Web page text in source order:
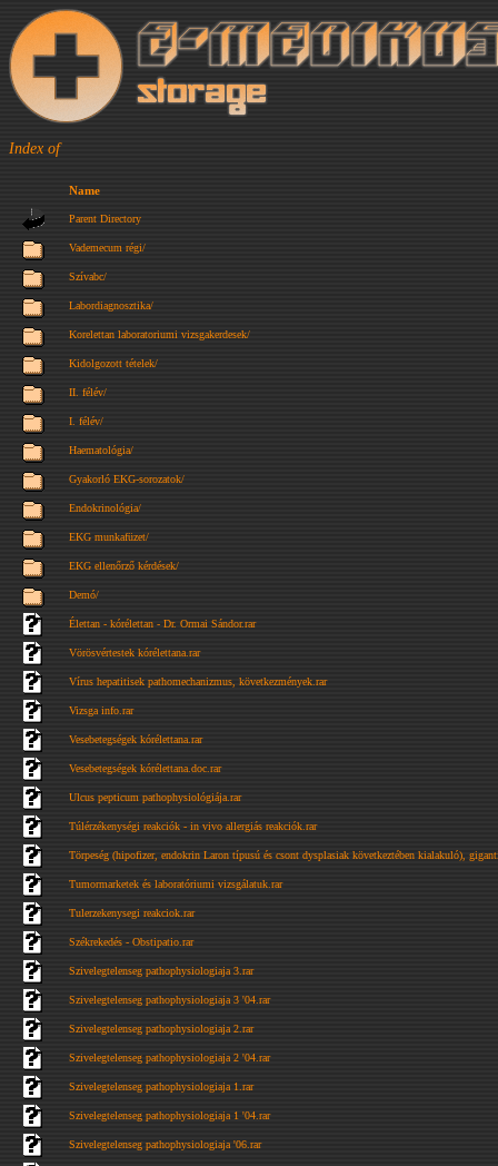
Index of
Name
Parent Directory
Vademecum régi/
Szívabc/
Labordiagnosztika/
Korelettan laboratoriumi vizsgakerdesek/
Kidolgozott tételek/
II. félév/
I. félév/
Haematológia/
Gyakorló EKG-sorozatok/
Endokrinológia/
EKG munkafüzet/
EKG ellenőrző kérdések/
Demó/
Élettan - kórélettan - Dr. Ormai Sándor.rar
Vörösvértestek kórélettana.rar
Vírus hepatitisek pathomechanizmus, következmények.rar
Vizsga info.rar
Vesebetegségek kórélettana.rar
Vesebetegségek kórélettana.doc.rar
Ulcus pepticum pathophysiológiája.rar
Túlérzékenységi reakciók - in vivo allergiás reakciók.rar
Törpeség (hipofizer, endokrin Laron típusú és csont dysplasiak következtében kialakuló),
Tumormarketek és laboratóriumi vizsgálatuk.rar
Tulerzekenysegi reakciok.rar
Székrekedés - Obstipatio.rar
Szivelegtelenseg pathophysiologiaja 3.rar
Szivelegtelenseg pathophysiologiaja 3 '04.rar
Szivelegtelenseg pathophysiologiaja 2.rar
Szivelegtelenseg pathophysiologiaja 2 '04.rar
Szivelegtelenseg pathophysiologiaja 1.rar
Szivelegtelenseg pathophysiologiaja 1 '04.rar
Szivelegtelenseg pathophysiologiaja '06.rar